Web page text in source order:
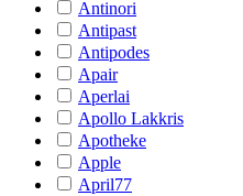
Antinori
Antipast
Antipodes
Apair
Aperlai
Apollo Lakkris
Apotheke
Apple
April77